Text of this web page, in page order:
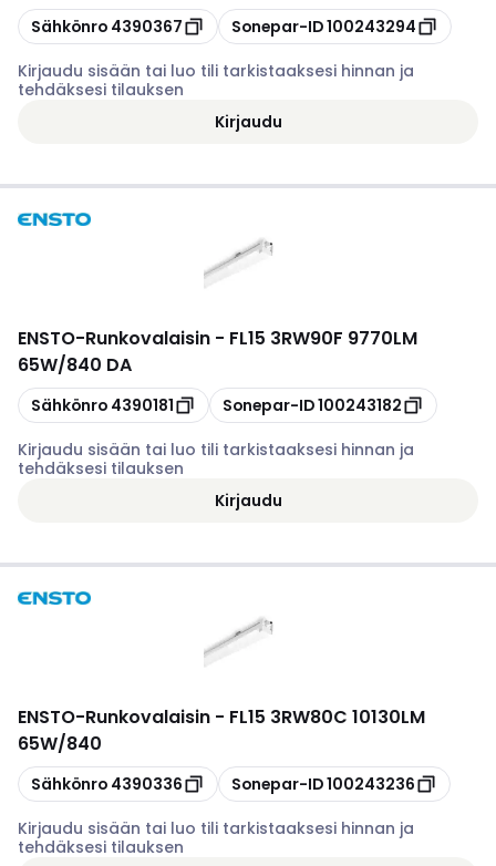
Kopioi
Sähkönro 4390367 Kopioi
Sonepar-ID100243294
Kirjaudu sisään tai luo tili tarkistaaksesi hinnan ja
tehdäksesi tilauksen
Kirjaudu
ENSTO-Runkovalaisin - FL15 3RW90F 9770LM
65W/840 DA
Kopioi
Sähkönro 4390181 Kopioi
Sonepar-ID100243182
Kirjaudu sisään tai luo tili tarkistaaksesi hinnan ja
tehdäksesi tilauksen
Kirjaudu
ENSTO-Runkovalaisin - FL15 3RW80C 10130LM
65W/840
Kopioi
Sähkönro 4390336 Kopioi
Sonepar-ID100243236
Kirjaudu sisään tai luo tili tarkistaaksesi hinnan ja
tehdäksesi tilauksen